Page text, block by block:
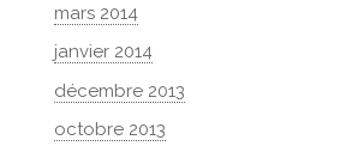
mars 2014
janvier 2014
décembre 2013
octobre 2013